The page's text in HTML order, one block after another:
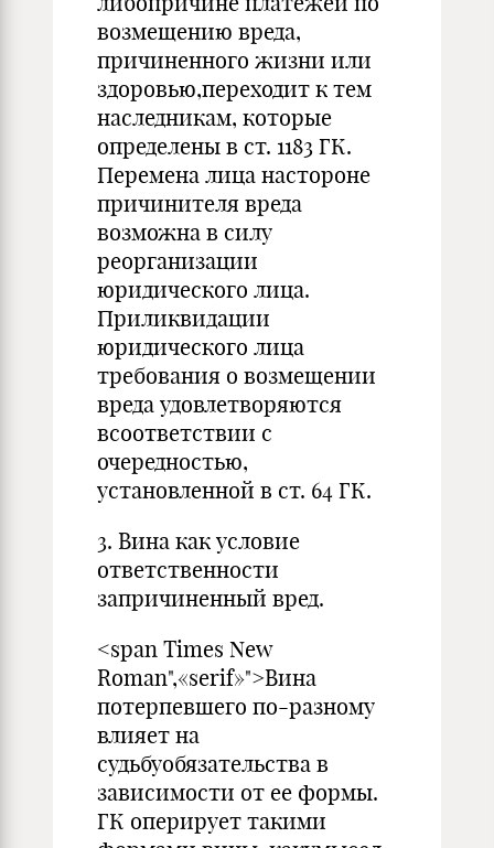
возмещению вреда,
причиненного жизни или
здоровью,переходит к тем
наследникам, которые
определены в ст. 1183 ГК.
Перемена лица настороне
причинителя вреда
возможна в силу
реорганизации
юридического лица.
Приликвидации
юридического лица
требования о возмещении
вреда удовлетворяются
всоответствии с
очередностью,
установленной в ст. 64 ГК.
3. Вина как условие
ответственности
запричиненный вред.
<span Times New
Roman",«serif»">Вина
потерпевшего по-разному
влияет на
судьбуобязательства в
зависимости от ее формы.
ГК оперирует такими